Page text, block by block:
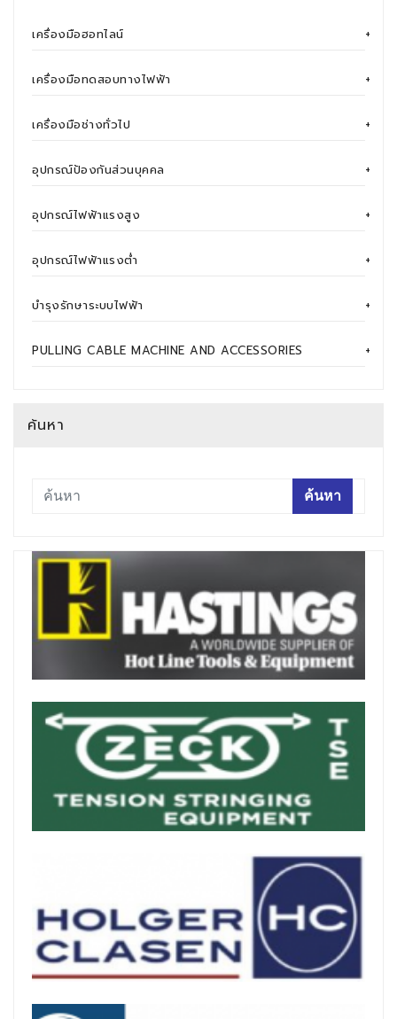
เครื่องมือฮอทไลน์ +
เครื่องมือทดสอบทางไฟฟ้า +
เครื่องมือช่างทั่วไป +
อุปกรณ์ป้องกันส่วนบุคคล +
อุปกรณ์ไฟฟ้าแรงสูง +
อุปกรณ์ไฟฟ้าแรงต่ำ +
บำรุงรักษาระบบไฟฟ้า +
PULLING CABLE MACHINE AND ACCESSORIES +
ค้นหา
ค้นหา